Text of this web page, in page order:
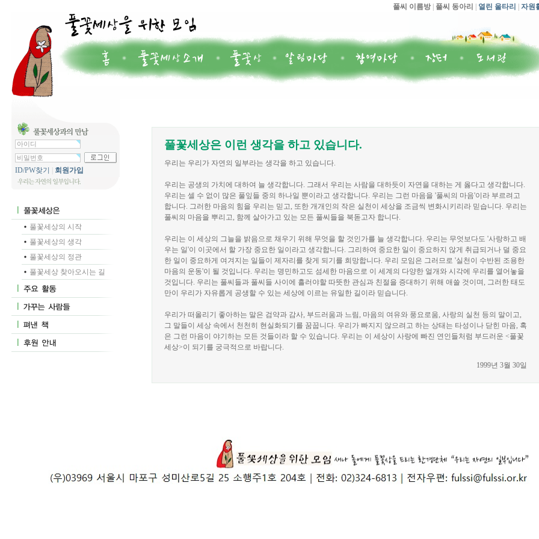
풀씨 이름방 풀씨 동아리 열린 울타리 자원
ID/PW찾기 회원가입
풀꽃세상의 시작
풀꽃세상의 생각
풀꽃세상의 정관
풀꽃세상 찾아오시는 길
풀꽃세상은 이런 생각을 하고 있습니다.
우리는 우리가 자연의 일부라는 생각을 하고 있습니다.
우리는 공생의 가치에 대하여 늘 생각합니다. 그래서 우리는 사람을 대하듯이 자연을 대하는 게 옳다고 생각합니다.
우리는 셀 수 없이 많은 풀잎들 중의 하나일 뿐이라고 생각합니다. 우리는 그런 마음을 '풀씨의 마음'이라 부르려고
합니다. 그러한 마음의 힘을 우리는 믿고, 또한 개개인의 작은 실천이 세상을 조금씩 변화시키리라 믿습니다. 우리는
풀씨의 마음을 뿌리고, 함께 살아가고 있는 모든 풀씨들을 북돋고자 합니다.
우리는 이 세상의 그늘을 밝음으로 채우기 위해 무엇을 할 것인가를 늘 생각합니다. 우리는 무엇보다도 '사랑하고 배
우는 일'이 이곳에서 할 가장 중요한 일이라고 생각합니다. 그리하여 중요한 일이 중요하지 않게 취급되거나 덜 중요
한 일이 중요하게 여겨지는 일들이 제자리를 찾게 되기를 희망합니다. 우리 모임은 그러므로 '실천이 수반된 조용한
마음의 운동'이 될 것입니다. 우리는 명민하고도 섬세한 마음으로 이 세계의 다양한 얼개와 시각에 우리를 열어놓을
것입니다. 우리는 풀씨들과 풀씨들 사이에 흘러야할 따뜻한 관심과 친절을 증대하기 위해 애쓸 것이며, 그러한 태도
만이 우리가 자유롭게 공생할 수 있는 세상에 이르는 유일한 길이라 믿습니다.
우리가 떠올리기 좋아하는 말은 검약과 감사, 부드러움과 느림, 마음의 여유와 풍요로움, 사랑의 실천 등의 말이고,
그 말들이 세상 속에서 천천히 현실화되기를 꿈꿉니다. 우리가 빠지지 않으려고 하는 상태는 타성이나 닫힌 마음, 혹
은 그런 마음이 야기하는 모든 것들이라 할 수 있습니다. 우리는 이 세상이 사랑에 빠진 연인들처럼 부드러운 <풀꽃
세상>이 되기를 궁극적으로 바랍니다.
1999년 3월 30일